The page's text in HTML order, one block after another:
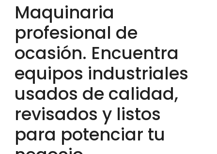
Maquinaria
profesional de
ocasión. Encuentra
equipos industriales
usados de calidad,
revisados y listos
para potenciar tu